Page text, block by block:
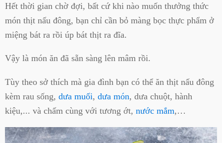
Hết thời gian chờ đợi, bất cứ khi nào muốn thưởng thức
món thịt nấu đông, bạn chỉ cần bỏ màng bọc thực phẩm ở
miệng bát ra rồi úp bát thịt ra đĩa.
Vậy là món ăn đã sẵn sàng lên mâm rồi.
Tùy theo sở thích mà gia đình bạn có thể ăn thịt nấu đông
kèm rau sống, dưa muối, dưa món, dưa chuột, hành
kiệu,... và chấm cùng với tương ớt, nước mắm,…